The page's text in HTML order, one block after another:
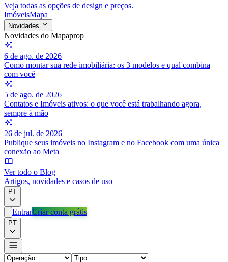
Veja todas as opções de design e preços.
ImóveisMapa
Novidades
Novidades do Mapaprop
6 de ago. de 2026
Como montar sua rede imobiliária: os 3 modelos e qual combina
com você
5 de ago. de 2026
Contatos e Imóveis ativos: o que você está trabalhando agora,
sempre à mão
26 de jul. de 2026
Publique seus imóveis no Instagram e no Facebook com uma única
conexão ao Meta
Ver todo o Blog
Artigos, novidades e casos de uso
PT
EntrarCriar conta grátis
PT